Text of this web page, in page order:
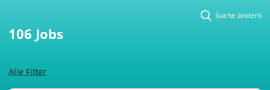
Alle Filter
Suche ändern
106 Jobs